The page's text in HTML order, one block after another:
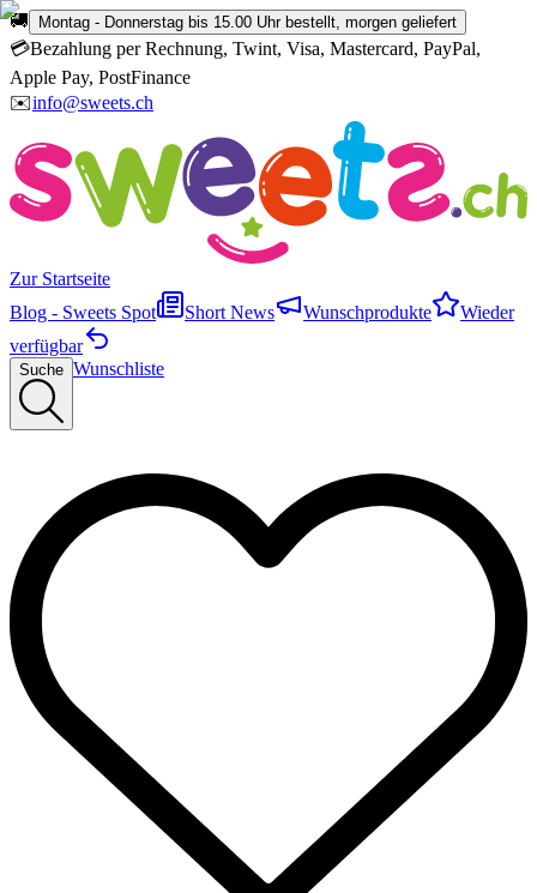
🚚 Montag - Donnerstag bis 15.00 Uhr bestellt, morgen geliefert
💳Bezahlung per Rechnung, Twint, Visa, Mastercard, PayPal,
Apple Pay, PostFinance
✉️info@sweets.ch
Zur Startseite
Blog - Sweets Spot
Short News Wunschprodukte
Wieder
verfügbar
Suche Wunschliste